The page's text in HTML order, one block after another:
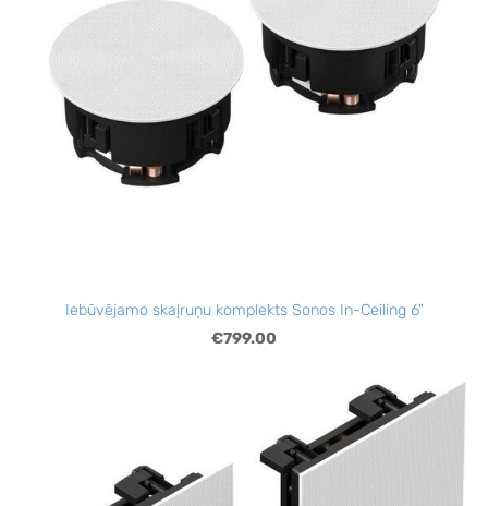
Iebūvējamo skaļruņu komplekts Sonos In-Ceiling 6"
€799.00